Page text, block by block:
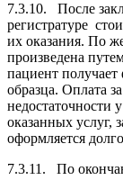
7.3.10. После
регистратуре
их оказания. По
произведена
пациент
образца. Оплата
недостаточности
оказанных услуг,
оформляется
7.3.11. По